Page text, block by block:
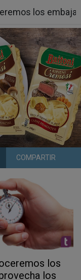
los
COMPARTIR
los
los